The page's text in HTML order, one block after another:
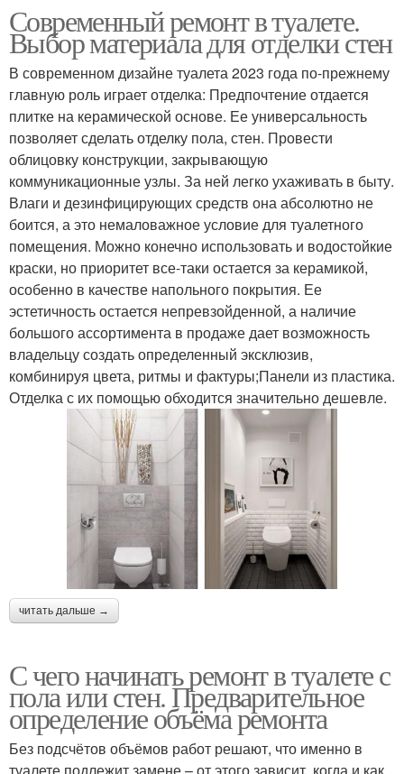
Современный ремонт в туалете.
Выбор материала для отделки стен
В современном дизайне туалета 2023 года по-прежнему
главную роль играет отделка: Предпочтение отдается
плитке на керамической основе. Ее универсальность
позволяет сделать отделку пола, стен. Провести
облицовку конструкции, закрывающую
коммуникационные узлы. За ней легко ухаживать в быту.
Влаги и дезинфицирующих средств она абсолютно не
боится, а это немаловажное условие для туалетного
помещения. Можно конечно использовать и водостойкие
краски, но приоритет все-таки остается за керамикой,
особенно в качестве напольного покрытия. Ее
эстетичность остается непревзойденной, а наличие
большого ассортимента в продаже дает возможность
владельцу создать определенный эксклюзив,
комбинируя цвета, ритмы и фактуры;Панели из пластика.
Отделка с их помощью обходится значительно дешевле.
читать дальше →
С чего начинать ремонт в туалете с
пола или стен. Предварительное
определение объёма ремонта
Без подсчётов объёмов работ решают, что именно в